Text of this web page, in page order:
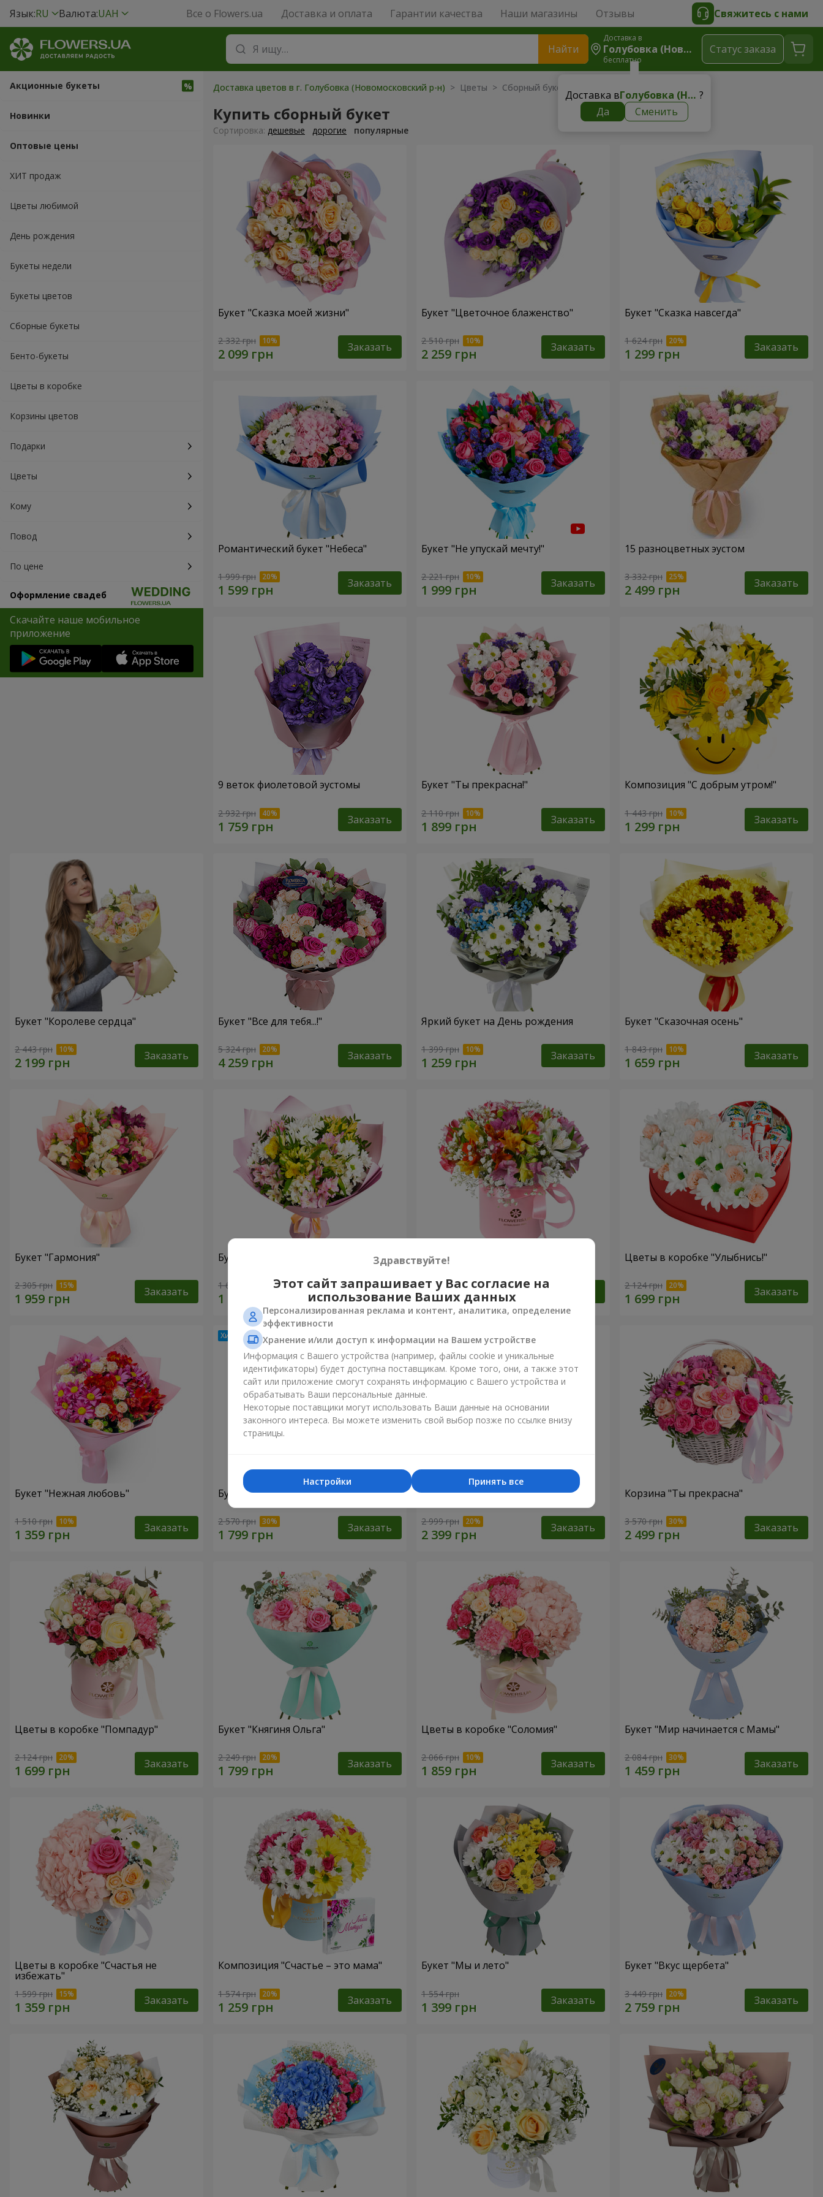
Язык:RU Валюта:UAH Все о Flowers.ua Доставка и оплата Гарантии качества Наши магазины Отзывы Свяжитесь с нами
Найти
Доставка в
Голубовка (Новомосковский Р-Н)
бесплатно
Доставка в Голубовка (Новомосковский р-н) ?
Да
Сменить
Cтатус заказа
Акционные букеты
Новинки
Оптовые цены
ХИТ продаж
Цветы любимой
День рождения
Букеты недели
Букеты цветов
Сборные букеты
Бенто-букеты
Цветы в коробке
Корзины цветов
Подарки
Цветы
Кому
Повод
По цене
Оформление свадеб
Скачайте наше мобильное
приложение
Доставка цветов в г. Голубовка (Новомосковский р-н) > Цветы > Сборный букет
Купить сборный букет
Cортировка: дешевые дорогие популярные
Букет "Сказка моей жизни"
2 332 грн Заказать
Букет "Цветочное блаженство"
2 510 грн Заказать
Букет "Сказка навсегда"
1 624 грн Заказать
Романтический букет "Небеса"
1 999 грн Заказать
Букет "Не упускай мечту!"
2 221 грн Заказать
15 разноцветных эустом
3 332 грн Заказать
9 веток фиолетовой эустомы
2 932 грн Заказать
Букет "Ты прекрасна!"
2 110 грн Заказать
Композиция "С добрым утром!"
1 443 грн Заказать
Букет "Королеве сердца"
2 443 грн Заказать
Букет "Все для тебя...!"
5 324 грн Заказать
Яркий букет на День рождения
1 399 грн Заказать
Букет "Сказочная осень"
1 843 грн Заказать
Букет "Гармония"
2 305 грн Заказать
Букет цветов "Чудесное настроение"
1 666 грн Заказать
Цветы в коробке "Яркая фантазия"
2 187 грн
Цветы в коробке "Улыбнись!"
2 124 грн Заказать
Букет "Нежная любовь"
1 510 грн Заказать
Букет "Цветочный бал"
2 570 грн Заказать
Корзина "Влюбленный сад"
2 999 грн Заказать
Корзина "Ты прекрасна"
3 570 грн Заказать
Цветы в коробке "Помпадур"
2 124 грн Заказать
Букет "Княгиня Ольга"
2 249 грн Заказать
Цветы в коробке "Соломия"
2 066 грн Заказать
Букет "Мир начинается с Мамы"
2 084 грн Заказать
Цветы в коробке "Счастья не
избежать"
1 599 грн Заказать
Композиция "Счастье – это мама"
1 574 грн Заказать
Букет "Мы и лето"
1 554 грн Заказать
Букет "Вкус щербета"
3 449 грн Заказать
Здравствуйте!
Этот сайт запрашивает у Вас согласие на
использование Ваших данных
Персонализированная реклама и контент, аналитика, определение
эффективности
Хранение и/или доступ к информации на Вашем устройстве
Информация с Вашего устройства (например, файлы cookie и уникальные
идентификаторы) будет доступна поставщикам. Кроме того, они, а также этот
сайт или приложение смогут сохранять информацию с Вашего устройства и
обрабатывать Ваши персональные данные.
Некоторые поставщики могут использовать Ваши данные на основании
законного интереса. Вы можете изменить свой выбор позже по ссылке внизу
страницы.
Принять все
Настройки